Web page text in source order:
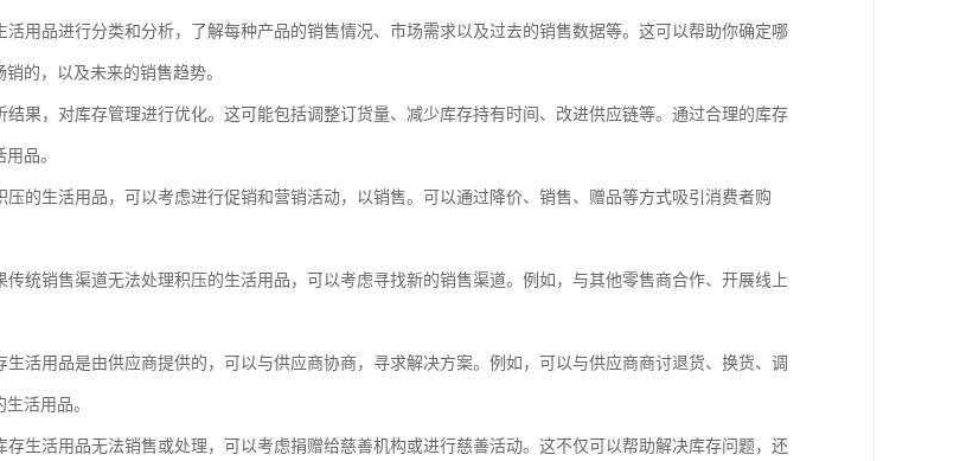
活用品进行分类和分析，了解每种产品的销售情况、市场需求以及过去的销售数据等。这可以帮助你确定哪
的，以及未来的销售趋势。
结果，对库存管理进行优化。这可能包括调整订货量、减少库存持有时间、改进供应链等。通过合理的库存
品。
压的生活用品，可以考虑进行促销和营销活动，以销售。可以通过降价、销售、赠品等方式吸引消费者购
传统销售渠道无法处理积压的生活用品，可以考虑寻找新的销售渠道。例如，与其他零售商合作、开展线上
生活用品是由供应商提供的，可以与供应商协商，寻求解决方案。例如，可以与供应商商讨退货、换货、调
活用品。
存生活用品无法销售或处理，可以考虑捐赠给慈善机构或进行慈善活动。这不仅可以帮助解决库存问题，还